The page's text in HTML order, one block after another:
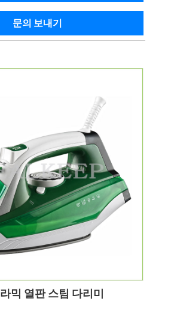
문의 보내기
믹 열판 스팀 다리미